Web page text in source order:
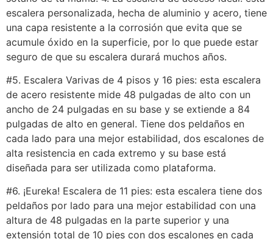
escalera personalizada, hecha de aluminio y acero, tiene
una capa resistente a la corrosión que evita que se
acumule óxido en la superficie, por lo que puede estar
seguro de que su escalera durará muchos años.
#5. Escalera Varivas de 4 pisos y 16 pies: esta escalera
de acero resistente mide 48 pulgadas de alto con un
ancho de 24 pulgadas en su base y se extiende a 84
pulgadas de alto en general. Tiene dos peldaños en
cada lado para una mejor estabilidad, dos escalones de
alta resistencia en cada extremo y su base está
diseñada para ser utilizada como plataforma.
#6. ¡Eureka! Escalera de 11 pies: esta escalera tiene dos
peldaños por lado para una mejor estabilidad con una
altura de 48 pulgadas en la parte superior y una
extensión total de 10 pies con dos escalones en cada